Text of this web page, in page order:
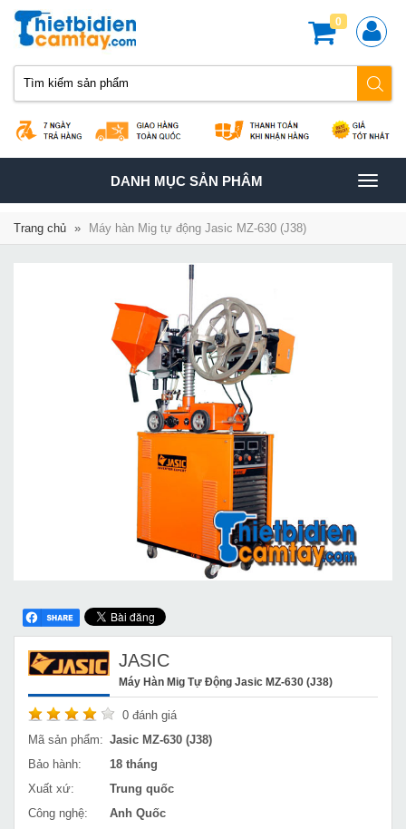
0
TOGGLE
NAVIGATION
DANH MỤC SẢN PHÂM
Trang chủ » Máy hàn Mig tự động Jasic MZ-630 (J38)
JASIC
Máy Hàn Mig Tự Động Jasic MZ-630 (J38)
0 đánh giá
Mã sản phẩm: Jasic MZ-630 (J38)
Bảo hành:
18 tháng
Xuất xứ:
Trung quốc
Công nghệ:
Anh Quốc